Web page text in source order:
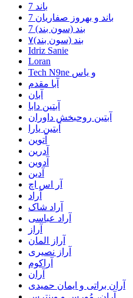
7 باند
7 باند و بهروز صفاریان
7 بند (سون بند)
۷بند (سون بند)
Idriz Sanie
Loran
Tech N9ne و یاس
آبا مقدم
آبان
آبتین دابا
آبتین روحبخش داوران
آبتین یارا
آتوین
آدرین
آدوین
آدین
آر اس اچ
آراد
آراد شاک
آراد عباسی
آراز
آراز المان
آراز نصیری
آراکوم
آران
آران براتی و ایمان حمیدی